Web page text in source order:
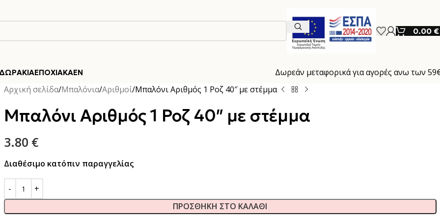
0.00 €
ΔΩΡΆΚΙΑΕΠΟΧΙΑΚΆEN
Δωρεάν μεταφορικά για αγορές ανω των
Αρχική σελίδα Μπαλόνια Αριθμοί Μπαλόνι Αριθμός 1 Ροζ 40″ με στέμμα
Μπαλόνι Αριθμός 1 Ροζ 40″ με στέμμα
3.80 €
Διαθέσιμο κατόπιν παραγγελίας
ΠΡΟΣΘΉΚΗ ΣΤΟ ΚΑΛΆΘΙ